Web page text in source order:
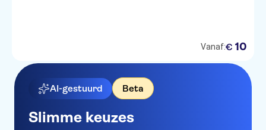
Vanaf:€ 10
AI-gestuurd Beta
Slimme keuzes